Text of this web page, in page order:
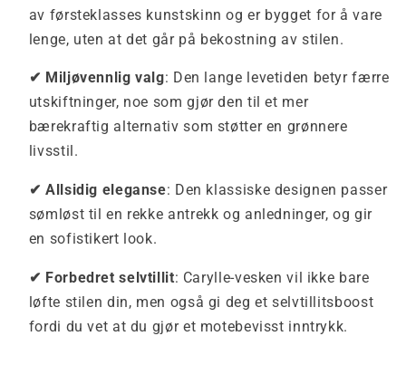
av førsteklasses kunstskinn og er bygget for å vare
lenge, uten at det går på bekostning av stilen.
✔ Miljøvennlig valg: Den lange levetiden betyr færre
utskiftninger, noe som gjør den til et mer
bærekraftig alternativ som støtter en grønnere
livsstil.
✔ Allsidig eleganse: Den klassiske designen passer
sømløst til en rekke antrekk og anledninger, og gir
en sofistikert look.
✔ Forbedret selvtillit: Carylle-vesken vil ikke bare
løfte stilen din, men også gi deg et selvtillitsboost
fordi du vet at du gjør et motebevisst inntrykk.